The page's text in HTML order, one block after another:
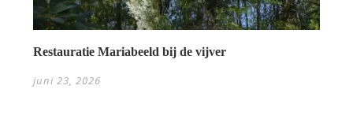
Restauratie Mariabeeld bij de vijver
juni 23, 2026